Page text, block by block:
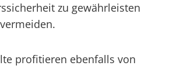
zu gewährleisten
profitieren ebenfalls von